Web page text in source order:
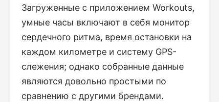
Загруженные с приложением Workouts,
умные часы включают в себя монитор
сердечного ритма, время остановки на
каждом километре и систему GPS-
слежения; однако собранные данные
являются довольно простыми по
сравнению с другими брендами.